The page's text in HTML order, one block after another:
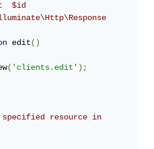
edit()
('clients.edit');